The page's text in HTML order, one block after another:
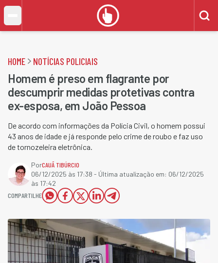
HOME NOTÍCIAS POLICIAIS
Homem é preso em flagrante por
descumprir medidas protetivas contra
ex-esposa, em João Pessoa
De acordo com informações da Polícia Civil, o homem possui
43 anos de idade e já responde pelo crime de roubo e faz uso
de tornozeleira eletrônica.
PorCAUÃ TIBÚRCIO
06/12/2025 às 17:38 - Última atualização em: 06/12/2025
às 17:42
COMPARTILHE